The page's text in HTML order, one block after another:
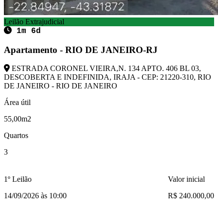
Leilão Extrajudicial
1m 6d
Apartamento - RIO DE JANEIRO-RJ
ESTRADA CORONEL VIEIRA,N. 134 APTO. 406 BL 03,
DESCOBERTA E INDEFINIDA, IRAJA - CEP: 21220-310, RIO
DE JANEIRO - RIO DE JANEIRO
Área útil
55,00m2
Quartos
3
1º Leilão
14/09/2026 às 10:00
Valor inicial
R$ 240.000,00